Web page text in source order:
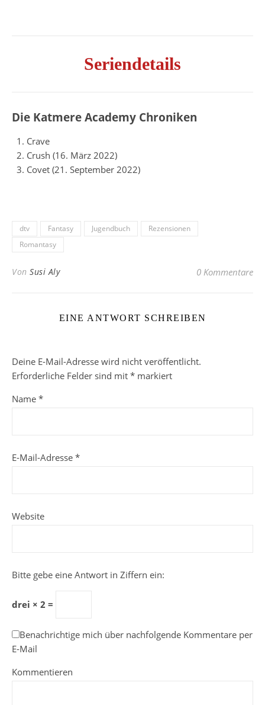
Seriendetails
Die Katmere Academy Chroniken
Crave
Crush (16. März 2022)
Covet (21. September 2022)
dtv Fantasy Jugendbuch
Rezensionen
Romantasy
Von Susi Aly 0 Kommentare
EINE ANTWORT SCHREIBEN
Deine E-Mail-Adresse wird nicht veröffentlicht.
Erforderliche Felder sind mit * markiert
Name *
E-Mail-Adresse *
Website
Bitte gebe eine Antwort in Ziffern ein:
drei × 2 =
Benachrichtige mich über nachfolgende Kommentare per
E-Mail
Kommentieren